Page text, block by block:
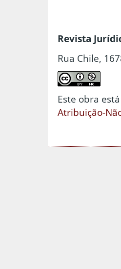
Revista
Rua Chile,
Este obra
Atribuição-